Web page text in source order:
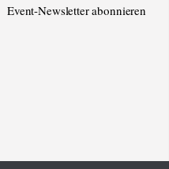
Event-Newsletter abonnieren